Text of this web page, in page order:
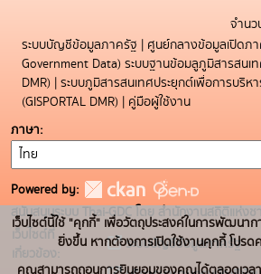
จำนว
ระบบบัญชีข้อมูลภาครัฐ | ศูนย์กลางข้อมูลเปิดภ
Government Data) ระบบฐานข้อมลูภูมิสารสน
DMR) | ระบบภูมิสารสนเทศประยุกต์เพื่อการบริ
(GISPORTAL DMR) | คู่มือผู้ใช้งาน
ภาษา
Powered by:
สนับสนุนระบบ Thai-GDC โดย สำนักงานสถิติแห่งช
เว็บไซต์ที่
เกี่ยวข้อง:
ระบบบัญชีข้อมูลภาครัฐ
เว็บไซต์นี้ใช้ "คุกกี้" เพื่อวัตถุประสงค์ในการพัฒนาก
ยิ่งขึ้น หากต้องการเปิดใช้งานคุกกี้ โปร
คุณสามารถถอนการยินยอมของคุณได้ตลอดเวล